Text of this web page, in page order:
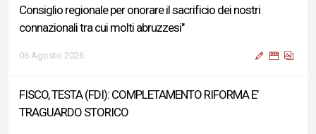
Consiglio regionale per onorare il sacrificio dei nostri
connazionali tra cui molti abruzzesi"
06 Agosto 2026
FISCO, TESTA (FDI): COMPLETAMENTO RIFORMA E’
TRAGUARDO STORICO